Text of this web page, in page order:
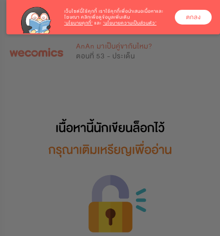
AnAn มาเป็นคู่ขากันไหม?
ตอนที่ 53 - ประเด็น
เว็บไซต์นี้ใช้คุกกี้ เราใช้คุกกี้เพื่อนำเสนอเนื้อหาและ
โฆษณา คลิกเพื่อดูข้อมูลเพิ่มเติม
‘นโยบายคุกกี้’ และ ‘นโยบายความเป็นส่วนตัว’
ตกลง